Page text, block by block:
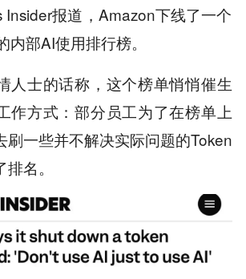
Insider报道，Amazon下线了一个
部AI使用排行榜。
人士的话称，这个榜单悄悄催生
作方式：部分员工为了在榜单上
刷一些并不解决实际问题的Token
名。